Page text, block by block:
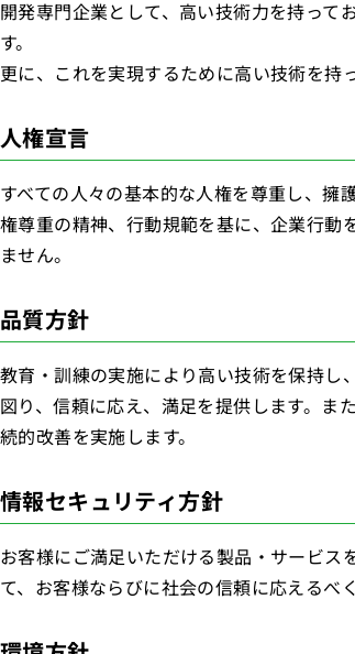
開発専門企業として、高い技術力を持って
す。
更に、これを実現するために高い技術を持
人権宣言
すべての人々の基本的な人権を尊重し、擁
権尊重の精神、行動規範を基に、企業行動
ません。
品質方針
教育・訓練の実施により高い技術を保持し
図り、信頼に応え、満足を提供します。ま
続的改善を実施します。
情報セキュリティ方針
お客様にご満足いただける製品・サービ
て、お客様ならびに社会の信頼に応えるべ